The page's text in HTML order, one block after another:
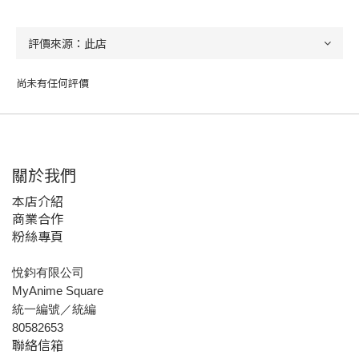
尚未有任何評價
關於我們
本店介紹
商業合作
粉絲專頁
悅鈞有限公司
MyAnime Square
統一編號／統編
80582653
聯絡信箱